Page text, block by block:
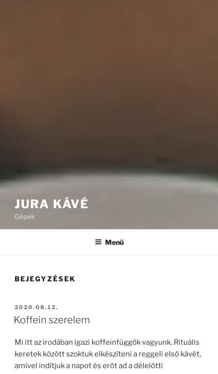
JURA KÁVÉ
Gépek
Menü
BEJEGYZÉSEK
BEKÜLDVE:
2020.08.12.
Koffein szerelem
Mi itt az irodában igazi koffeinfüggők vagyunk. Rituális
keretek között szoktuk elkészíteni a reggeli első kávét,
amivel indítjuk a napot és erőt ad a délelőtti